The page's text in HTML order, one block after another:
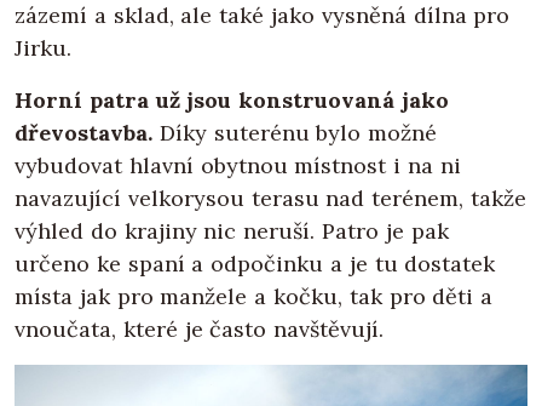
zázemí a sklad, ale také jako vysněná dílna pro
Jirku.
Horní patra už jsou konstruovaná jako
dřevostavba. Díky suterénu bylo možné
vybudovat hlavní obytnou místnost i na ni
navazující velkorysou terasu nad terénem, takže
výhled do krajiny nic neruší. Patro je pak
určeno ke spaní a odpočinku a je tu dostatek
místa jak pro manžele a kočku, tak pro děti a
vnoučata, které je často navštěvují.